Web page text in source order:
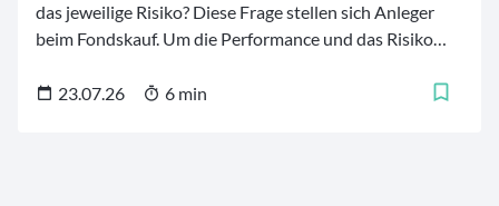
das jeweilige Risiko? Diese Frage stellen sich Anleger
beim Fondskauf. Um die Performance und das Risiko
vergleichen zu können, stehen mehrere
23.07.26 6 min